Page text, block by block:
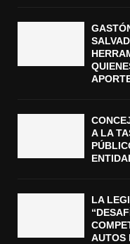
A LA
LA
AUTOS